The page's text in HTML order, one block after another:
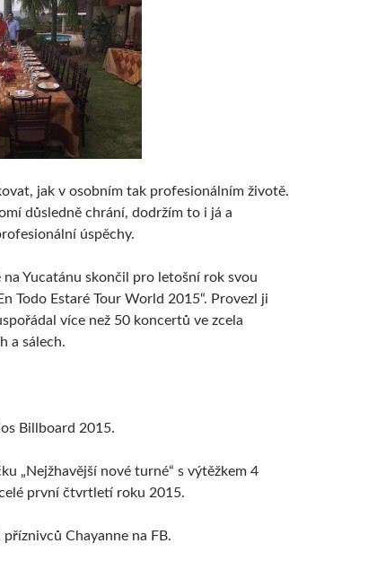
jak v osobním tak profesionálním životě.
důsledně chrání, dodržím to i já a
úspěchy.
Yucatánu skončil pro letošní rok svou
Todo Estaré Tour World 2015“. Provezl ji
více než 50 koncertů ve zcela
a sálech.
Billboard 2015.
„Nejžhavější nové turné“ s výtěžkem 4
první čtvrtletí roku 2015.
Chayanne na FB.